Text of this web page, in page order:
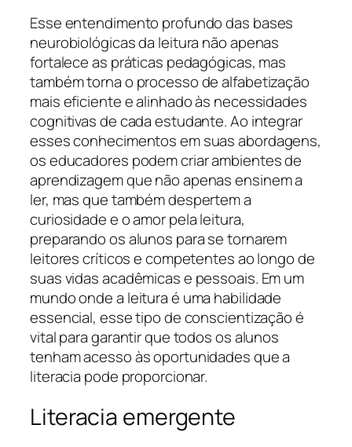
Esse entendimento profundo das bases
neurobiológicas da leitura não apenas
fortalece as práticas pedagógicas, mas
também torna o processo de alfabetização
mais eficiente e alinhado às necessidades
cognitivas de cada estudante. Ao integrar
esses conhecimentos em suas abordagens,
os educadores podem criar ambientes de
aprendizagem que não apenas ensinem a
ler, mas que também despertem a
curiosidade e o amor pela leitura,
preparando os alunos para se tornarem
leitores críticos e competentes ao longo de
suas vidas acadêmicas e pessoais. Em um
mundo onde a leitura é uma habilidade
essencial, esse tipo de conscientização é
vital para garantir que todos os alunos
tenham acesso às oportunidades que a
literacia pode proporcionar.
Literacia emergente